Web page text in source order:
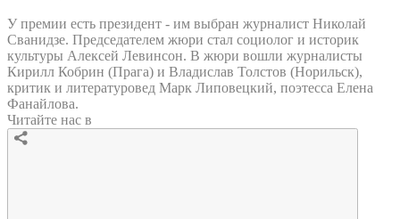
У премии есть президент - им выбран журналист Николай
Сванидзе. Председателем жюри стал социолог и историк
культуры Алексей Левинсон. В жюри вошли журналисты
Кирилл Кобрин (Прага) и Владислав Толстов (Норильск),
критик и литературовед Марк Липовецкий, поэтесса Елена
Фанайлова.
Читайте нас в